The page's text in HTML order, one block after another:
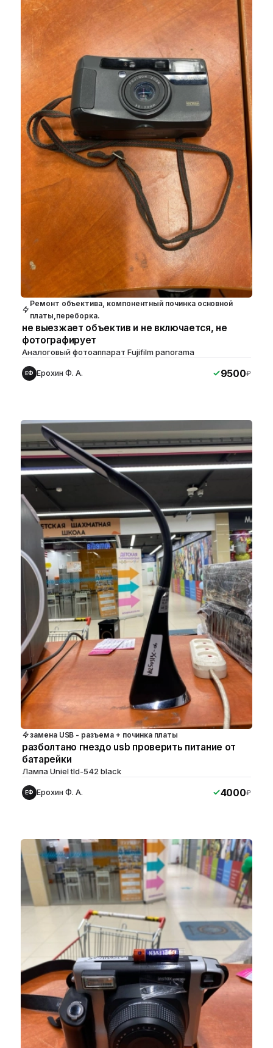
Ремонт объектива, компонентный починка основной
платы,переборка.
не выезжает объектив и не включается, не
фотографирует
Аналоговый фотоаппарат Fujifilm panorama
ЕФ Ерохин Ф. А. 9500₽
замена USB - разъема + починка платы
разболтано гнездо usb проверить питание от
батарейки
Лампа Uniel tld-542 black
ЕФ Ерохин Ф. А. 4000₽